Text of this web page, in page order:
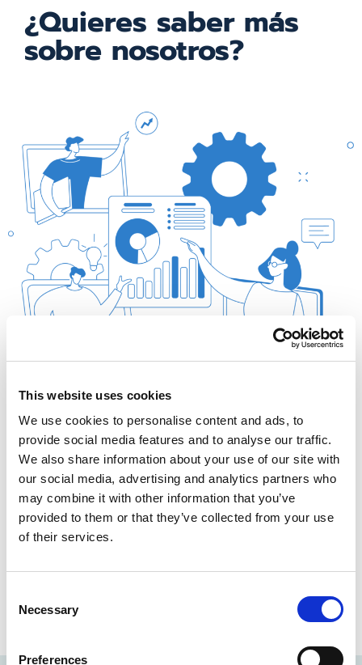
This website uses cookies
We use cookies to personalise content and ads, to
provide social media features and to analyse our traffic.
We also share information about your use of our site with
our social media, advertising and analytics partners who
may combine it with other information that you’ve
provided to them or that they’ve collected from your use
of their services.
Selection
Necessary
Preferences
¿Quieres saber más
sobre nosotros?